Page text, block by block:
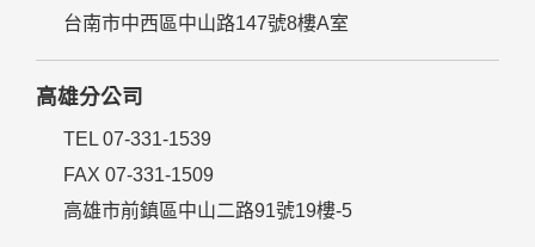
台南市中西區中山路147號8樓A室
高雄分公司
TEL 07-331-1539
FAX 07-331-1509
高雄市前鎮區中山二路91號19樓-5